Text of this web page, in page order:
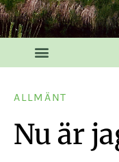
ALLMÄNT
Nu är